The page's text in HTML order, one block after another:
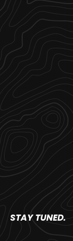
STAY TUNED.